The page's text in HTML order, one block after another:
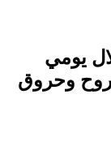
يومي
لجروح وحروق